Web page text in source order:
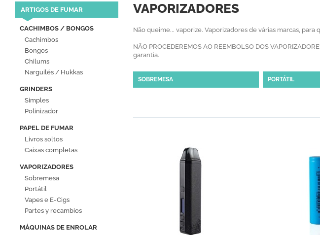
ARTIGOS DE FUMAR
CACHIMBOS / BONGOS
Cachimbos
Bongos
Chilums
Narguilés / Hukkas
GRINDERS
Simples
Polinizador
PAPEL DE FUMAR
Livros soltos
Caixas completas
VAPORIZADORES
Sobremesa
Portátil
Vapes e E-Cigs
Partes y recambios
MÁQUINAS DE ENROLAR
VAPORIZADORES
Não queime... vaporize. Vaporizadores de várias marcas, para
NÃO PROCEDEREMOS AO REEMBOLSO DOS
garantia.
SOBREMESA PORTÁTIL